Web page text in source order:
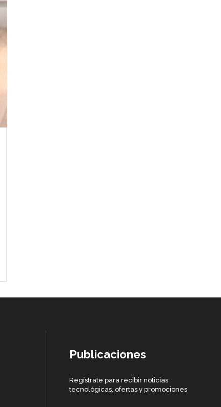
Publicaciones
Regístrate para recibir noticias
tecnológicas, ofertas y promociones